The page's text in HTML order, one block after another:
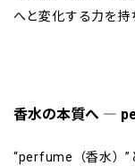
へと変化する力を持
香水の本質へ ―
“perfume（香水）